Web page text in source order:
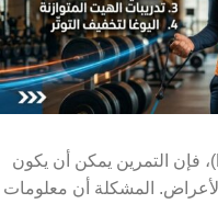
إذا كنتِ مصابة بتكيس المبايض (PCOS)، فإن التمرين يمكن أن يكون
المشكلة أن معلومات